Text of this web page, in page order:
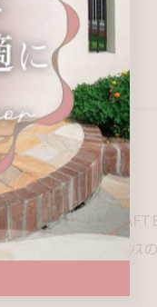
)・BEFORE・
お庭の目隠しﾌｪﾝｽ